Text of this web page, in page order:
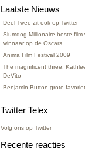
Laatste Nieuws
Deel Twee zit ook op Twitter
Slumdog Millionaire beste
winnaar op de Oscars
Anima Film Festival 2009
The magnificent three:
DeVito
Benjamin Button grote
Twitter Telex
Volg ons op Twitter
Recente reacties